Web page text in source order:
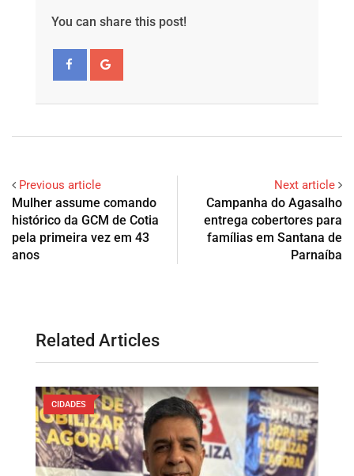
You can share this post!
Previous article
Mulher assume comando
histórico da GCM de Cotia
pela primeira vez em 43
anos
Next article
Campanha do Agasalho
entrega cobertores para
famílias em Santana de
Parnaíba
Related Articles
CIDADES